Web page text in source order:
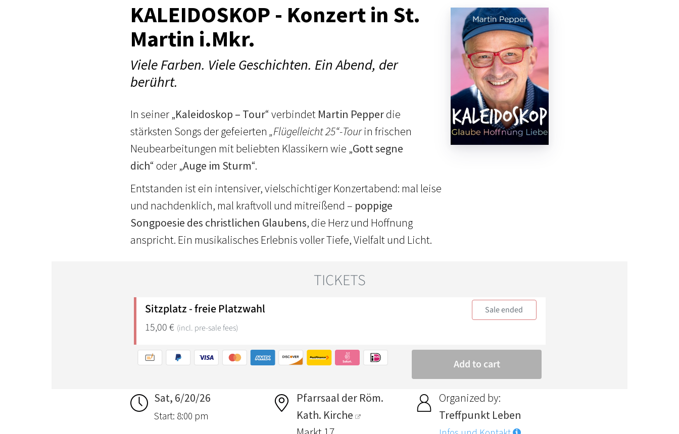
KALEIDOSKOP - Konzert in St.
Martin i.Mkr.
Viele Farben. Viele Geschichten. Ein Abend, der
berührt.
In seiner „Kaleidoskop – Tour“ verbindet Martin Pepperdie
stärksten Songs der gefeierten„Flügelleicht 25“-Tourin frischen
Neubearbeitungen mit beliebten Klassikern wie „Gott segne
dich“ oder „Auge im Sturm“.
Entstanden ist ein intensiver, vielschichtiger Konzertabend: mal leise
und nachdenklich, mal kraftvoll und mitreißend – poppige
Songpoesie des christlichen Glaubens, die Herz und Hoffnung
anspricht. Ein musikalisches Erlebnis voller Tiefe, Vielfalt und Licht.
Sat, 6/20/26
Start: 8:00 pm
Pfarrsaal der Röm.
Kath. Kirche
Organized by:
Treffpunkt Leben